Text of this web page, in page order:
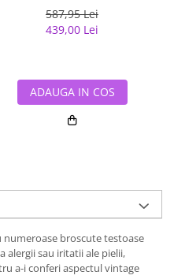
sferica
587,95 Lei
439,00 Lei
ADAUGA IN COS
numeroase broscute testoase
alergii sau iritatii ale pielii,
a-i conferi aspectul vintage